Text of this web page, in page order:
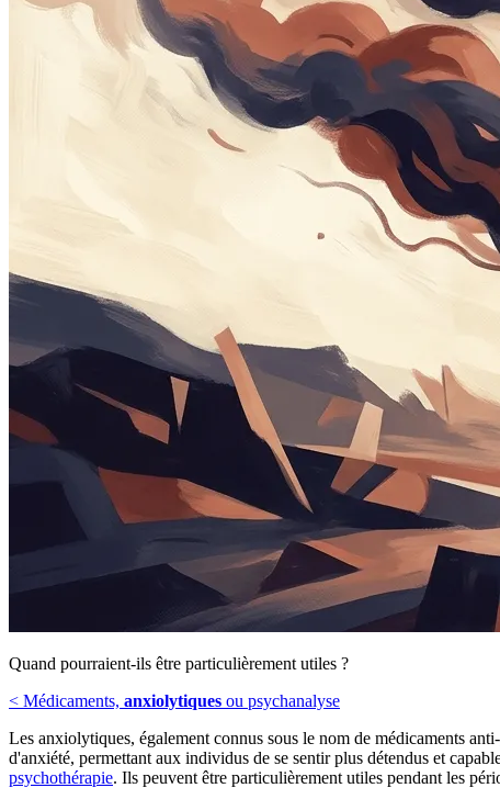
Quand pourraient-ils être particulièrement utiles ?
< Médicaments, anxiolytiques ou psychanalyse
Les anxiolytiques, également connus sous le nom de médicaments anti-
d'anxiété, permettant aux individus de se sentir plus détendus et
psychothérapie. Ils peuvent être particulièrement utiles pendant les